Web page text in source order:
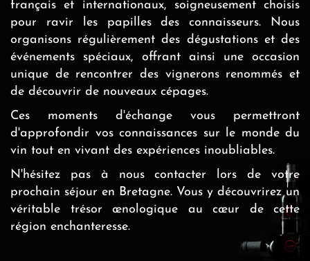
français et internationaux, soigneusement choisis
pour ravir les papilles des connaisseurs. Nous
organisons régulièrement des dégustations et des
événements spéciaux, offrant ainsi une occasion
unique de rencontrer des vignerons renommés et
de découvrir de nouveaux cépages.
Ces moments d'échange vous permettront
d'approfondir vos connaissances sur le monde du
vin tout en vivant des expériences inoubliables.
N'hésitez pas à nous contacter lors de votre
prochain séjour en Bretagne. Vous y découvrirez un
véritable trésor œnologique au cœur de cette
région enchanteresse.